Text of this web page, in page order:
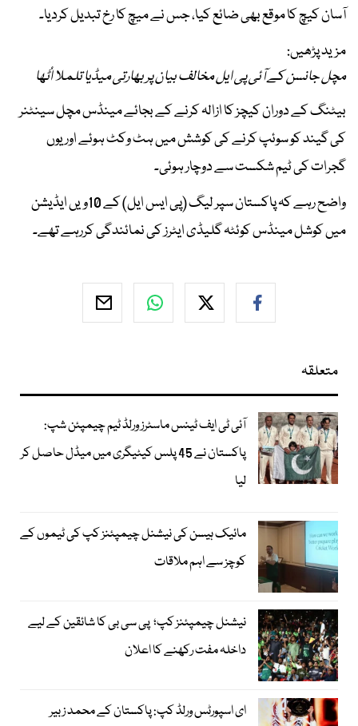
آسان کیچ کا موقع بھی ضائع کیا، جس نے میچ کا رخ تبدیل کردیا۔
مزید پڑھیں:
مچل جانسن کے آئی پی ایل مخالف بیان پر بھارتی میڈیا تلملا اُٹھا
بیٹنگ کے دوران کیچز کا ازالہ کرنے کے بجائے مینڈس مچل سینٹنر
کی گیند کو سوئپ کرنے کی کوشش میں ہٹ وکٹ ہوئے اور یوں
گجرات کی ٹیم شکست سے دوچار ہوئی۔
واضح رہے کہ پاکستان سپر لیگ (پی ایس ایل) کے 10ویں ایڈیشن
میں کوشل مینڈس کوئٹہ گلیڈی ایٹرز کی نمائندگی کررہے تھے۔
متعلقہ
آئی ٹی ایف ٹینس ماسٹرز ورلڈ ٹیم چیمپئن شپ:
پاکستان نے 45 پلس کیٹیگری میں میڈل حاصل کر
لیا
مائیک ہیسن کی نیشنل چیمپئنز کپ کی ٹیموں کے
کوچز سے اہم ملاقات
نیشنل چیمپئنز کپ؛ پی سی بی کا شائقین کے لیے
داخلہ مفت رکھنے کا اعلان
ای اسپورٹس ورلڈ کپ: پاکستان کے محمد زبیر